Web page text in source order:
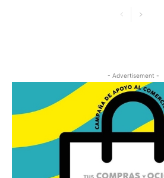
- Advertisement -